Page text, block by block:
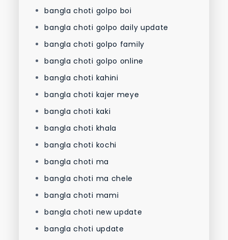
bangla choti golpo boi
bangla choti golpo daily update
bangla choti golpo family
bangla choti golpo online
bangla choti kahini
bangla choti kajer meye
bangla choti kaki
bangla choti khala
bangla choti kochi
bangla choti ma
bangla choti ma chele
bangla choti mami
bangla choti new update
bangla choti update